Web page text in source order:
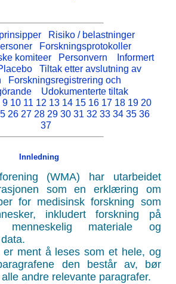
Risiko / belastninger
Forskningsprotokoller
komiteer
Personvern
Informert
Tiltak etter avslutning av
Forskningsregistrering och
Udokumenterte tiltak
9 10 11 12 13 14 15 16 17 18 19 20
26 27 28 29 30 31 32 33 34 35 36
37
Innledning
(WMA) har utarbeidet
som en erklæring om
for medisinsk forskning som
inkludert forskning på
menneskelig materiale og
er ment å leses som et hele, og
den består av, bør
andre relevante paragrafer.